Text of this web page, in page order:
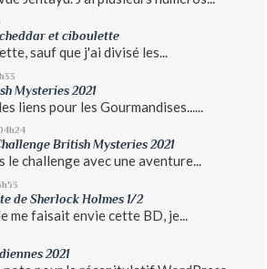
et ciboulette
sauf que j'ai divisé les...
Mysteries 2021
liens pour les Gourmandises......
British Mysteries 2021
le challenge avec une aventure...
de Sherlock Holmes 1/2
me faisait envie cette BD, je...
2021